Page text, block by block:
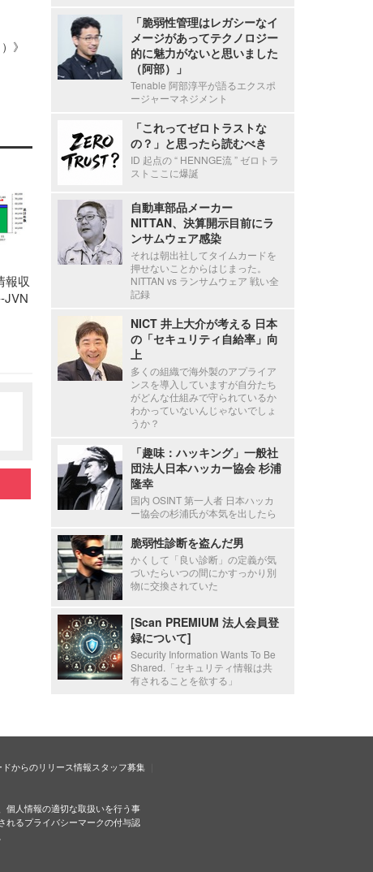
》
報収
JVN
「脆弱性管理はレガシーなイ
メージがあってテクノロジー
的に魅力がないと思いました
（阿部）」
Tenable 阿部淳平が語るエクスポ
ージャーマネジメント
「これってゼロトラストな
の？」と思ったら読むべき
ID 起点の “ HENNGE流 ” ゼロトラ
ストここに爆誕
自動車部品メーカー
NITTAN、決算開示目前にラ
ンサムウェア感染
それは朝出社してタイムカードを
押せないことからはじまった。
NITTAN vs ランサムウェア 戦い全
記録
NICT 井上大介が考える 日本
の「セキュリティ自給率」向
上
多くの組織で海外製のアプライア
ンスを導入していますが自分たち
がどんな仕組みで守られているか
わかっていないんじゃないでしょ
うか？
「趣味：ハッキング」一般社
団法人日本ハッカー協会 杉浦
隆幸
国内 OSINT 第一人者 日本ハッカ
ー協会の杉浦氏が本気を出したら
脆弱性診断を盗んだ男
かくして「良い診断」の定義が気
づいたらいつの間にかすっかり別
物に交換されていた
[Scan PREMIUM 法人会員登
録について]
Security Information Wants To Be
Shared.「セキュリティ情報は共
有されることを欲する」
ドからのリリース情報スタッフ募集
個人情報の適切な取扱いを行う事
れるプライバシーマークの付与認